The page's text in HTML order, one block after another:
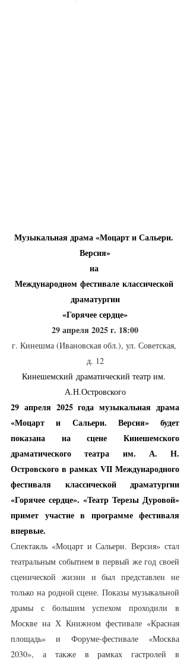
Музыкальная драма «Моцарт и Сальери.
Версия»
на
Международном фестивале классической
драматургии
«Горячее сердце»
29 апреля 2025 г. 18:00
г. Кинешма (Ивановская обл.), ул. Советская,
д. 12
Кинешемский драматический театр им.
А.Н.Островского
29 апреля 2025 года музыкальная драма
«Моцарт и Сальери. Версия» будет
показана на сцене Кинешемского
драматического театра им. А. Н.
Островского в рамках VII Международного
фестиваля классической драматургии
«Горячее сердце». «Театр Терезы Дуровой»
примет участие в программе фестиваля
впервые.
Спектакль «Моцарт и Сальери. Версия» стал
театральным событием в первый же год своей
сценической жизни и был представлен не
только на родной сцене. Показы музыкальной
драмы с большим успехом проходили в
Москве на Х Книжном фестивале «Красная
площадь» и Форуме-фестивале «Москва
2030», а также в рамках гастролей в